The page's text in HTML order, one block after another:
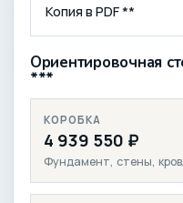
Копия в PDF **
Ориентировочная
***
КОРОБКА
4 939 550 ₽
Фундамент, стены,